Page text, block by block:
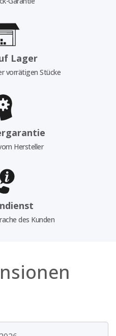
Lager
vorrätigen Stücke
Hersteller
des Kunden